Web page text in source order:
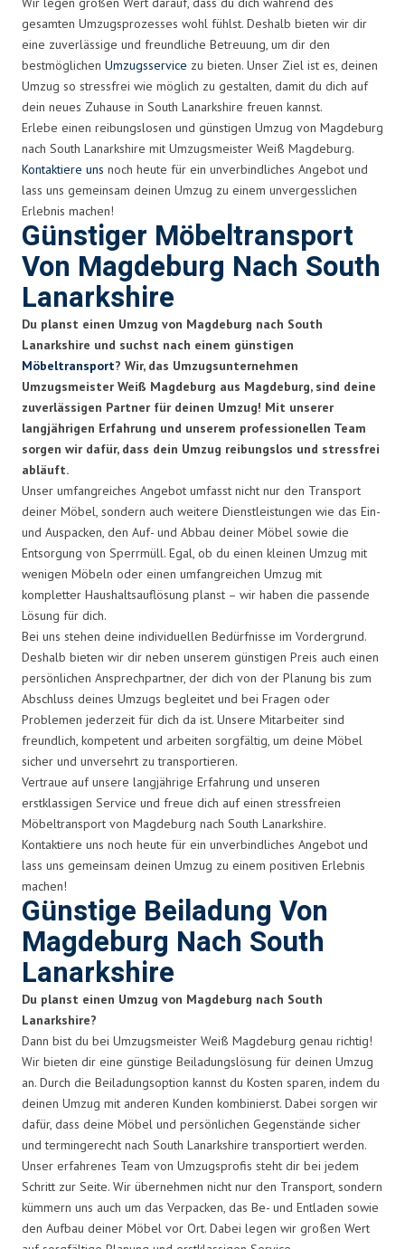
gesamten Umzugsprozesses wohl fühlst. Deshalb bieten wir dir
eine zuverlässige und freundliche Betreuung, um dir den
bestmöglichen Umzugsservice zu bieten. Unser Ziel ist es, deinen
Umzug so stressfrei wie möglich zu gestalten, damit du dich auf
dein neues Zuhause in South Lanarkshire freuen kannst.
Erlebe einen reibungslosen und günstigen Umzug von Magdeburg
nach South Lanarkshire mit Umzugsmeister Weiß Magdeburg.
Kontaktiere uns noch heute für ein unverbindliches Angebot und
lass uns gemeinsam deinen Umzug zu einem unvergesslichen
Erlebnis machen!
Günstiger Möbeltransport
Von Magdeburg Nach South
Lanarkshire
Du planst einen Umzug von Magdeburg nach South
Lanarkshire und suchst nach einem günstigen
Möbeltransport? Wir, das Umzugsunternehmen
Umzugsmeister Weiß Magdeburg aus Magdeburg, sind deine
zuverlässigen Partner für deinen Umzug! Mit unserer
langjährigen Erfahrung und unserem professionellen Team
sorgen wir dafür, dass dein Umzug reibungslos und stressfrei
abläuft.
Unser umfangreiches Angebot umfasst nicht nur den Transport
deiner Möbel, sondern auch weitere Dienstleistungen wie das Ein-
und Auspacken, den Auf- und Abbau deiner Möbel sowie die
Entsorgung von Sperrmüll. Egal, ob du einen kleinen Umzug mit
wenigen Möbeln oder einen umfangreichen Umzug mit
kompletter Haushaltsauflösung planst – wir haben die passende
Lösung für dich.
Bei uns stehen deine individuellen Bedürfnisse im Vordergrund.
Deshalb bieten wir dir neben unserem günstigen Preis auch einen
persönlichen Ansprechpartner, der dich von der Planung bis zum
Abschluss deines Umzugs begleitet und bei Fragen oder
Problemen jederzeit für dich da ist. Unsere Mitarbeiter sind
freundlich, kompetent und arbeiten sorgfältig, um deine Möbel
sicher und unversehrt zu transportieren.
Vertraue auf unsere langjährige Erfahrung und unseren
erstklassigen Service und freue dich auf einen stressfreien
Möbeltransport von Magdeburg nach South Lanarkshire.
Kontaktiere uns noch heute für ein unverbindliches Angebot und
lass uns gemeinsam deinen Umzug zu einem positiven Erlebnis
machen!
Günstige Beiladung Von
Magdeburg Nach South
Lanarkshire
Du planst einen Umzug von Magdeburg nach South
Lanarkshire?
Dann bist du bei Umzugsmeister Weiß Magdeburg genau richtig!
Wir bieten dir eine günstige Beiladungslösung für deinen Umzug
an. Durch die Beiladungsoption kannst du Kosten sparen, indem du
deinen Umzug mit anderen Kunden kombinierst. Dabei sorgen wir
dafür, dass deine Möbel und persönlichen Gegenstände sicher
und termingerecht nach South Lanarkshire transportiert werden.
Unser erfahrenes Team von Umzugsprofis steht dir bei jedem
Schritt zur Seite. Wir übernehmen nicht nur den Transport, sondern
kümmern uns auch um das Verpacken, das Be- und Entladen sowie
den Aufbau deiner Möbel vor Ort. Dabei legen wir großen Wert